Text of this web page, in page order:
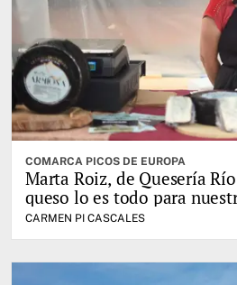
COMARCA PICOS DE EUROPA
Marta Roiz, de Quesería
queso lo es todo para
CARMEN PI CASCALES